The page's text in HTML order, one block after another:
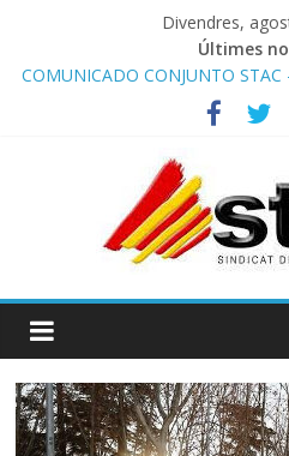
Divendres,
Últimes
COMUNICADO CONJUNTO STAC
Comunicado STAC/ ATC de la
‘Esquadra del aeropuerto de
Programa de Radio TAXI LIBRE
STAC/ATC SOLICITAN TAULA
OPERATIVA DE ENTRADA EN EL
Programa de Radio TAXI LIBRE